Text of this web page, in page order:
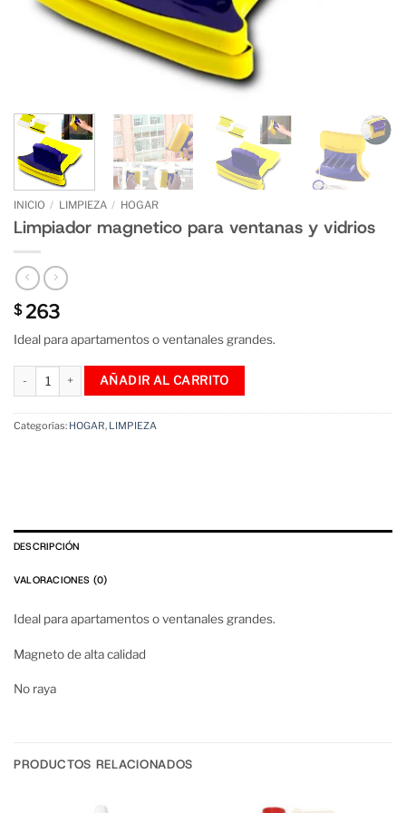
INICIO / LIMPIEZA / HOGAR
Limpiador magnetico para ventanas y vidrios
$263
Ideal para apartamentos o ventanales grandes.
Limpiador magnetico para ventanas y vidrios cantidad
AÑADIR AL CARRITO
Categorías: HOGAR, LIMPIEZA
DESCRIPCIÓN
VALORACIONES (0)
Ideal para apartamentos o ventanales grandes.
Magneto de alta calidad
No raya
PRODUCTOS RELACIONADOS